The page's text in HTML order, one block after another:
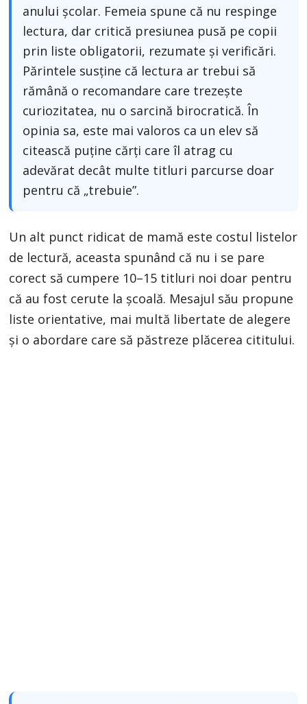
anului școlar. Femeia spune că nu respinge
lectura, dar critică presiunea pusă pe copii
prin liste obligatorii, rezumate și verificări.
Părintele susține că lectura ar trebui să
rămână o recomandare care trezește
curiozitatea, nu o sarcină birocratică. În
opinia sa, este mai valoros ca un elev să
citească puține cărți care îl atrag cu
adevărat decât multe titluri parcurse doar
pentru că „trebuie”.
Un alt punct ridicat de mamă este costul listelor
de lectură, aceasta spunând că nu i se pare
corect să cumpere 10–15 titluri noi doar pentru
că au fost cerute la școală. Mesajul său propune
liste orientative, mai multă libertate de alegere
și o abordare care să păstreze plăcerea cititului.